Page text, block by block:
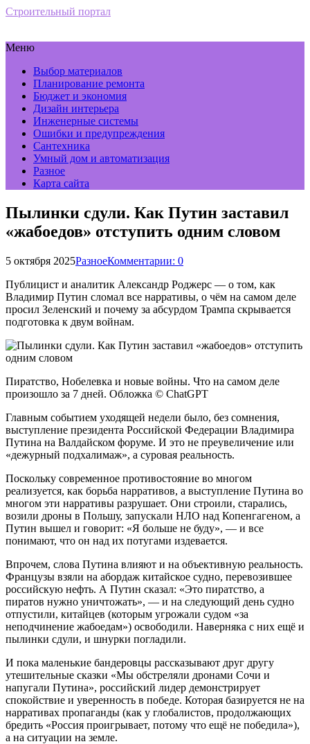
Строительный портал
Меню
Выбор материалов
Планирование ремонта
Бюджет и экономия
Дизайн интерьера
Инженерные системы
Ошибки и предупреждения
Сантехника
Умный дом и автоматизация
Разное
Карта сайта
Пылинки сдули. Как Путин заставил
«жабоедов» отступить одним словом
5 октября 2025РазноеКомментарии: 0
Публицист и аналитик Александр Роджерс — о том, как
Владимир Путин сломал все нарративы, о чём на самом деле
просил Зеленский и почему за абсурдом Трампа скрывается
подготовка к двум войнам.
Пиратство, Нобелевка и новые войны. Что на самом деле
произошло за 7 дней. Обложка © ChatGPT
Главным событием уходящей недели было, без сомнения,
выступление президента Российской Федерации Владимира
Путина на Валдайском форуме. И это не преувеличение или
«дежурный подхалимаж», а суровая реальность.
Поскольку современное противостояние во многом
реализуется, как борьба нарративов, а выступление Путина во
многом эти нарративы разрушает. Они строили, старались,
возили дроны в Польшу, запускали НЛО над Копенгагеном, а
Путин вышел и говорит: «Я больше не буду», — и все
понимают, что он над их потугами издевается.
Впрочем, слова Путина влияют и на объективную реальность.
Французы взяли на абордаж китайское судно, перевозившее
российскую нефть. А Путин сказал: «Это пиратство, а
пиратов нужно уничтожать», — и на следующий день судно
отпустили, китайцев (которым угрожали судом «за
неподчинение жабоедам») освободили. Наверняка с них ещё и
пылинки сдули, и шнурки погладили.
И пока маленькие бандеровцы рассказывают друг другу
утешительные сказки «Мы обстреляли дронами Сочи и
напугали Путина», российский лидер демонстрирует
спокойствие и уверенность в победе. Которая базируется не на
нарративах пропаганды (как у глобалистов, продолжающих
бредить «Россия проигрывает, потому что ещё не победила»),
а на ситуации на земле.